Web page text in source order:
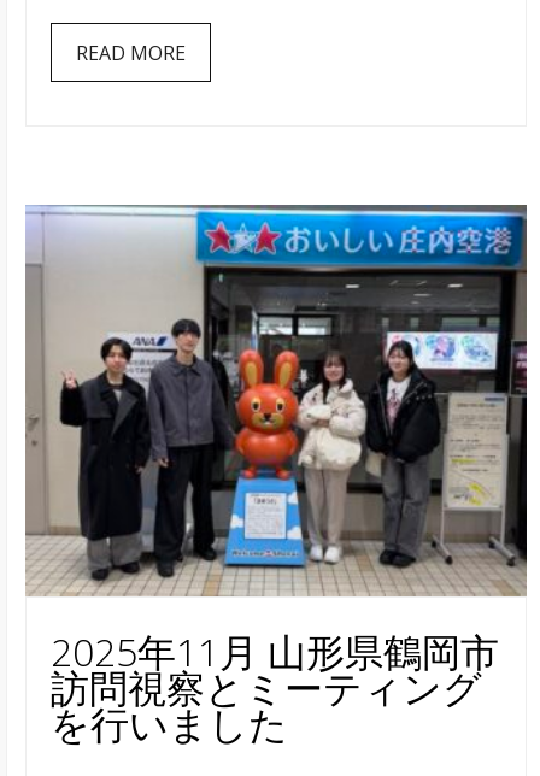
表
会READ MORE
2025年11月 山形県鶴岡市
訪問視察とミーティング
を行いました